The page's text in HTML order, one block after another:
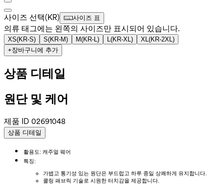
사이즈 선택(KR) 사이즈 표
의류 태그에는 왼쪽의 사이즈만 표시되어 있습니다.
XS(KR-S) S(KR-M) M(KR-L) L(KR-XL) XL(KR-2XL)
+장바구니에 추가
상품 디테일
원단 및 케어
제품 ID 02691048
상품 디테일
활용도: 캐주얼 웨어
특징:
가볍고 통기성 있는 원단은 부드럽고 하루 종일 상쾌하게 유지합니다.
쿨링 패브릭 기술로 시원한 터치감을 제공합니다.